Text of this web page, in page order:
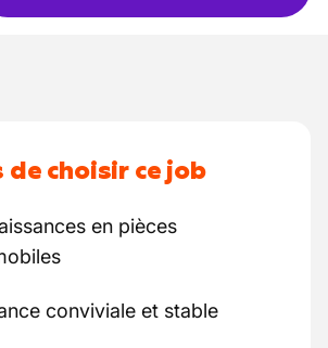
de choisir ce job
en pièces
conviviale et stable